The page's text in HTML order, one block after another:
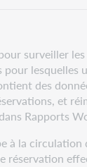
surveiller
des
et
Rapports
à la
réservation